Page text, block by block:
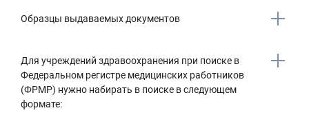
Образцы выдаваемых документов
Для учреждений здравоохранения при поиске в
Федеральном регистре медицинских работников
(ФРМР) нужно набирать в поиске в следующем
формате: